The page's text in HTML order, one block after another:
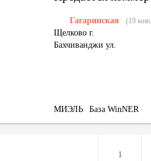
Гагаринская (19
Щелково г.
Бахчиванджи ул.
МИЭЛЬ База WinNER
1